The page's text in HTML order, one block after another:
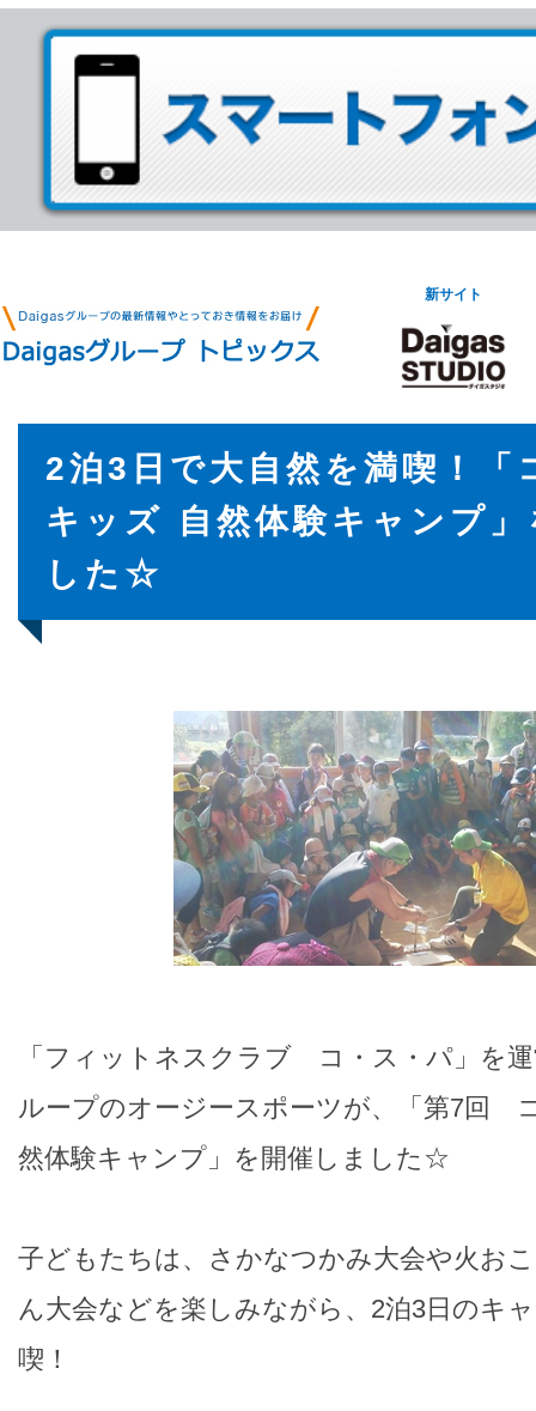
新サイト
2泊3日で大自然を満喫！「
キッズ 自然体験キャンプ
した☆
「フィットネスクラブ コ・ス・パ」を
ループのオージースポーツが、「第7回
然体験キャンプ」を開催しました☆
子どもたちは、さかなつかみ大会や火お
ん大会などを楽しみながら、2泊3日のキ
喫！